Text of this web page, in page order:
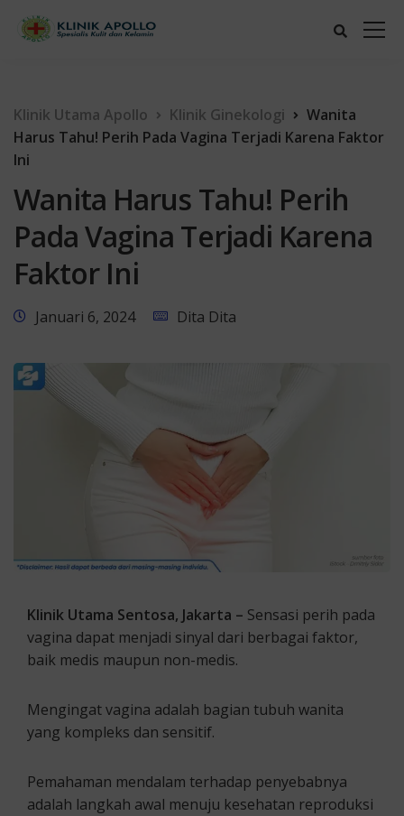
Klinik Utama Apollo Klinik Ginekologi
Wanita
Harus Tahu! Perih Pada Vagina Terjadi Karena Faktor
Ini
Wanita Harus Tahu! Perih
Pada Vagina Terjadi Karena
Faktor Ini
Januari 6, 2024 Dita Dita
Klinik Utama Sentosa, Jakarta – Sensasi perih pada
vagina dapat menjadi sinyal dari berbagai faktor,
baik medis maupun non-medis.
Mengingat vagina adalah bagian tubuh wanita
yang kompleks dan sensitif.
Pemahaman mendalam terhadap penyebabnya
adalah langkah awal menuju kesehatan reproduksi